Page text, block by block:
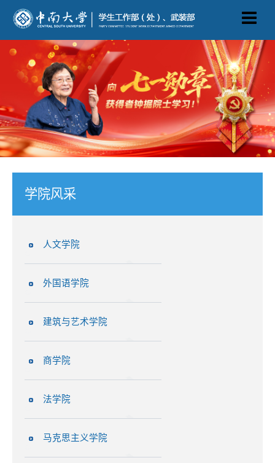
学院风采
人文学院
外国语学院
建筑与艺术学院
商学院
法学院
马克思主义学院